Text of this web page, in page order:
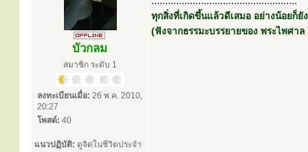
บัวกลม
สมาชิก ระดับ 1
ลงทะเบียนเมื่อ: 26 พ.ค. 2010,
20:27
โพสต์: 40
แนวปฏิบัติ: ดูจิตในชีวิตประจำ
ทุกสิ่งที่เกิดขึ้นแล้วดีเสมอ อย่างน้อยก็ยั
(ฟังจากธรรมะบรรยายของ พระไพศาล